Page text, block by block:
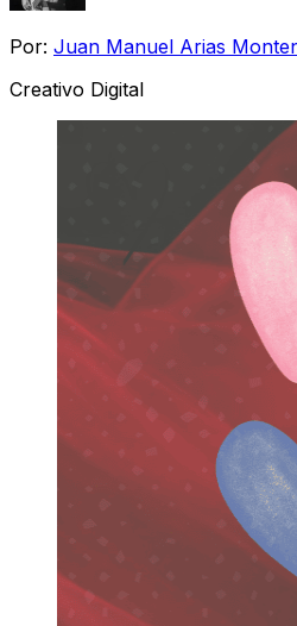
Por: Juan Manuel Arias
Creativo Digital